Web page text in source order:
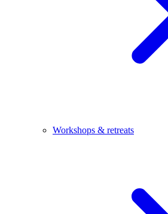
Workshops & retreats